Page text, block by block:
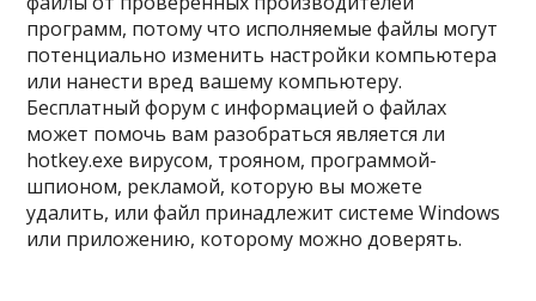
программ, потому что исполняемые файлы могут
потенциально изменить настройки компьютера
или нанести вред вашему компьютеру.
Бесплатный форум с информацией о файлах
может помочь вам разобраться является ли
hotkey.exe вирусом, трояном, программой-
шпионом, рекламой, которую вы можете
удалить, или файл принадлежит системе Windows
или приложению, которому можно доверять.